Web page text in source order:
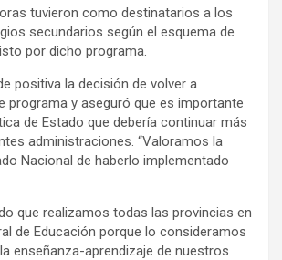
tuvieron como destinatarios a los
secundarios según el esquema de
por dicho programa.
positiva la decisión de volver a
programa y aseguró que es importante
de Estado que debería continuar más
administraciones. “Valoramos la
Nacional de haberlo implementado
que realizamos todas las provincias en
de Educación porque lo consideramos
enseñanza-aprendizaje de nuestros